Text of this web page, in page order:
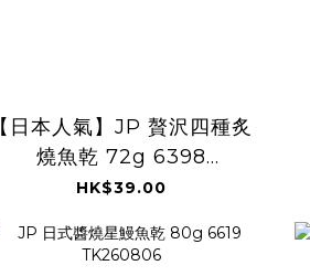
【日本人氣】JP 贅沢四種炙
燒魚乾 72g 6398
TK260806
HK$39.00